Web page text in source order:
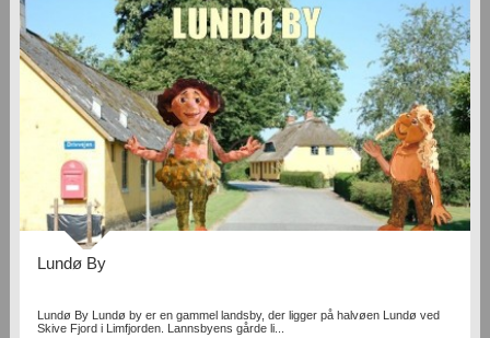
Lundø By
Lundø By Lundø by er en gammel landsby, der ligger på halvøen Lundø ved
Skive Fjord i Limfjorden. Lannsbyens gårde li...